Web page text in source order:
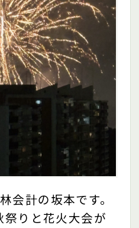
会計の坂本です。
祭りと花火大会が